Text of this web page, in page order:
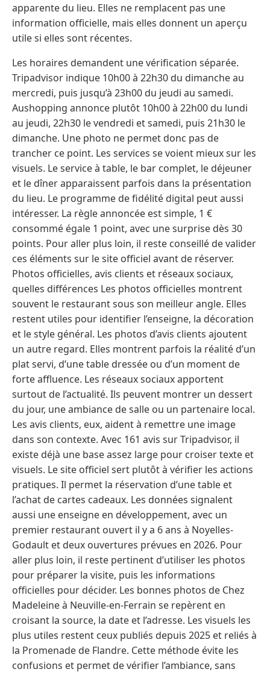
apparente du lieu. Elles ne remplacent pas une
information officielle, mais elles donnent un aperçu
utile si elles sont récentes.
Les horaires demandent une vérification séparée.
Tripadvisor indique 10h00 à 22h30 du dimanche au
mercredi, puis jusqu’à 23h00 du jeudi au samedi.
Aushopping annonce plutôt 10h00 à 22h00 du lundi
au jeudi, 22h30 le vendredi et samedi, puis 21h30 le
dimanche. Une photo ne permet donc pas de
trancher ce point. Les services se voient mieux sur les
visuels. Le service à table, le bar complet, le déjeuner
et le dîner apparaissent parfois dans la présentation
du lieu. Le programme de fidélité digital peut aussi
intéresser. La règle annoncée est simple, 1 €
consommé égale 1 point, avec une surprise dès 30
points. Pour aller plus loin, il reste conseillé de valider
ces éléments sur le site officiel avant de réserver.
Photos officielles, avis clients et réseaux sociaux,
quelles différences Les photos officielles montrent
souvent le restaurant sous son meilleur angle. Elles
restent utiles pour identifier l’enseigne, la décoration
et le style général. Les photos d’avis clients ajoutent
un autre regard. Elles montrent parfois la réalité d’un
plat servi, d’une table dressée ou d’un moment de
forte affluence. Les réseaux sociaux apportent
surtout de l’actualité. Ils peuvent montrer un dessert
du jour, une ambiance de salle ou un partenaire local.
Les avis clients, eux, aident à remettre une image
dans son contexte. Avec 161 avis sur Tripadvisor, il
existe déjà une base assez large pour croiser texte et
visuels. Le site officiel sert plutôt à vérifier les actions
pratiques. Il permet la réservation d’une table et
l’achat de cartes cadeaux. Les données signalent
aussi une enseigne en développement, avec un
premier restaurant ouvert il y a 6 ans à Noyelles-
Godault et deux ouvertures prévues en 2026. Pour
aller plus loin, il reste pertinent d’utiliser les photos
pour préparer la visite, puis les informations
officielles pour décider. Les bonnes photos de Chez
Madeleine à Neuville-en-Ferrain se repèrent en
croisant la source, la date et l’adresse. Les visuels les
plus utiles restent ceux publiés depuis 2025 et reliés à
la Promenade de Flandre. Cette méthode évite les
confusions et permet de vérifier l’ambiance, sans